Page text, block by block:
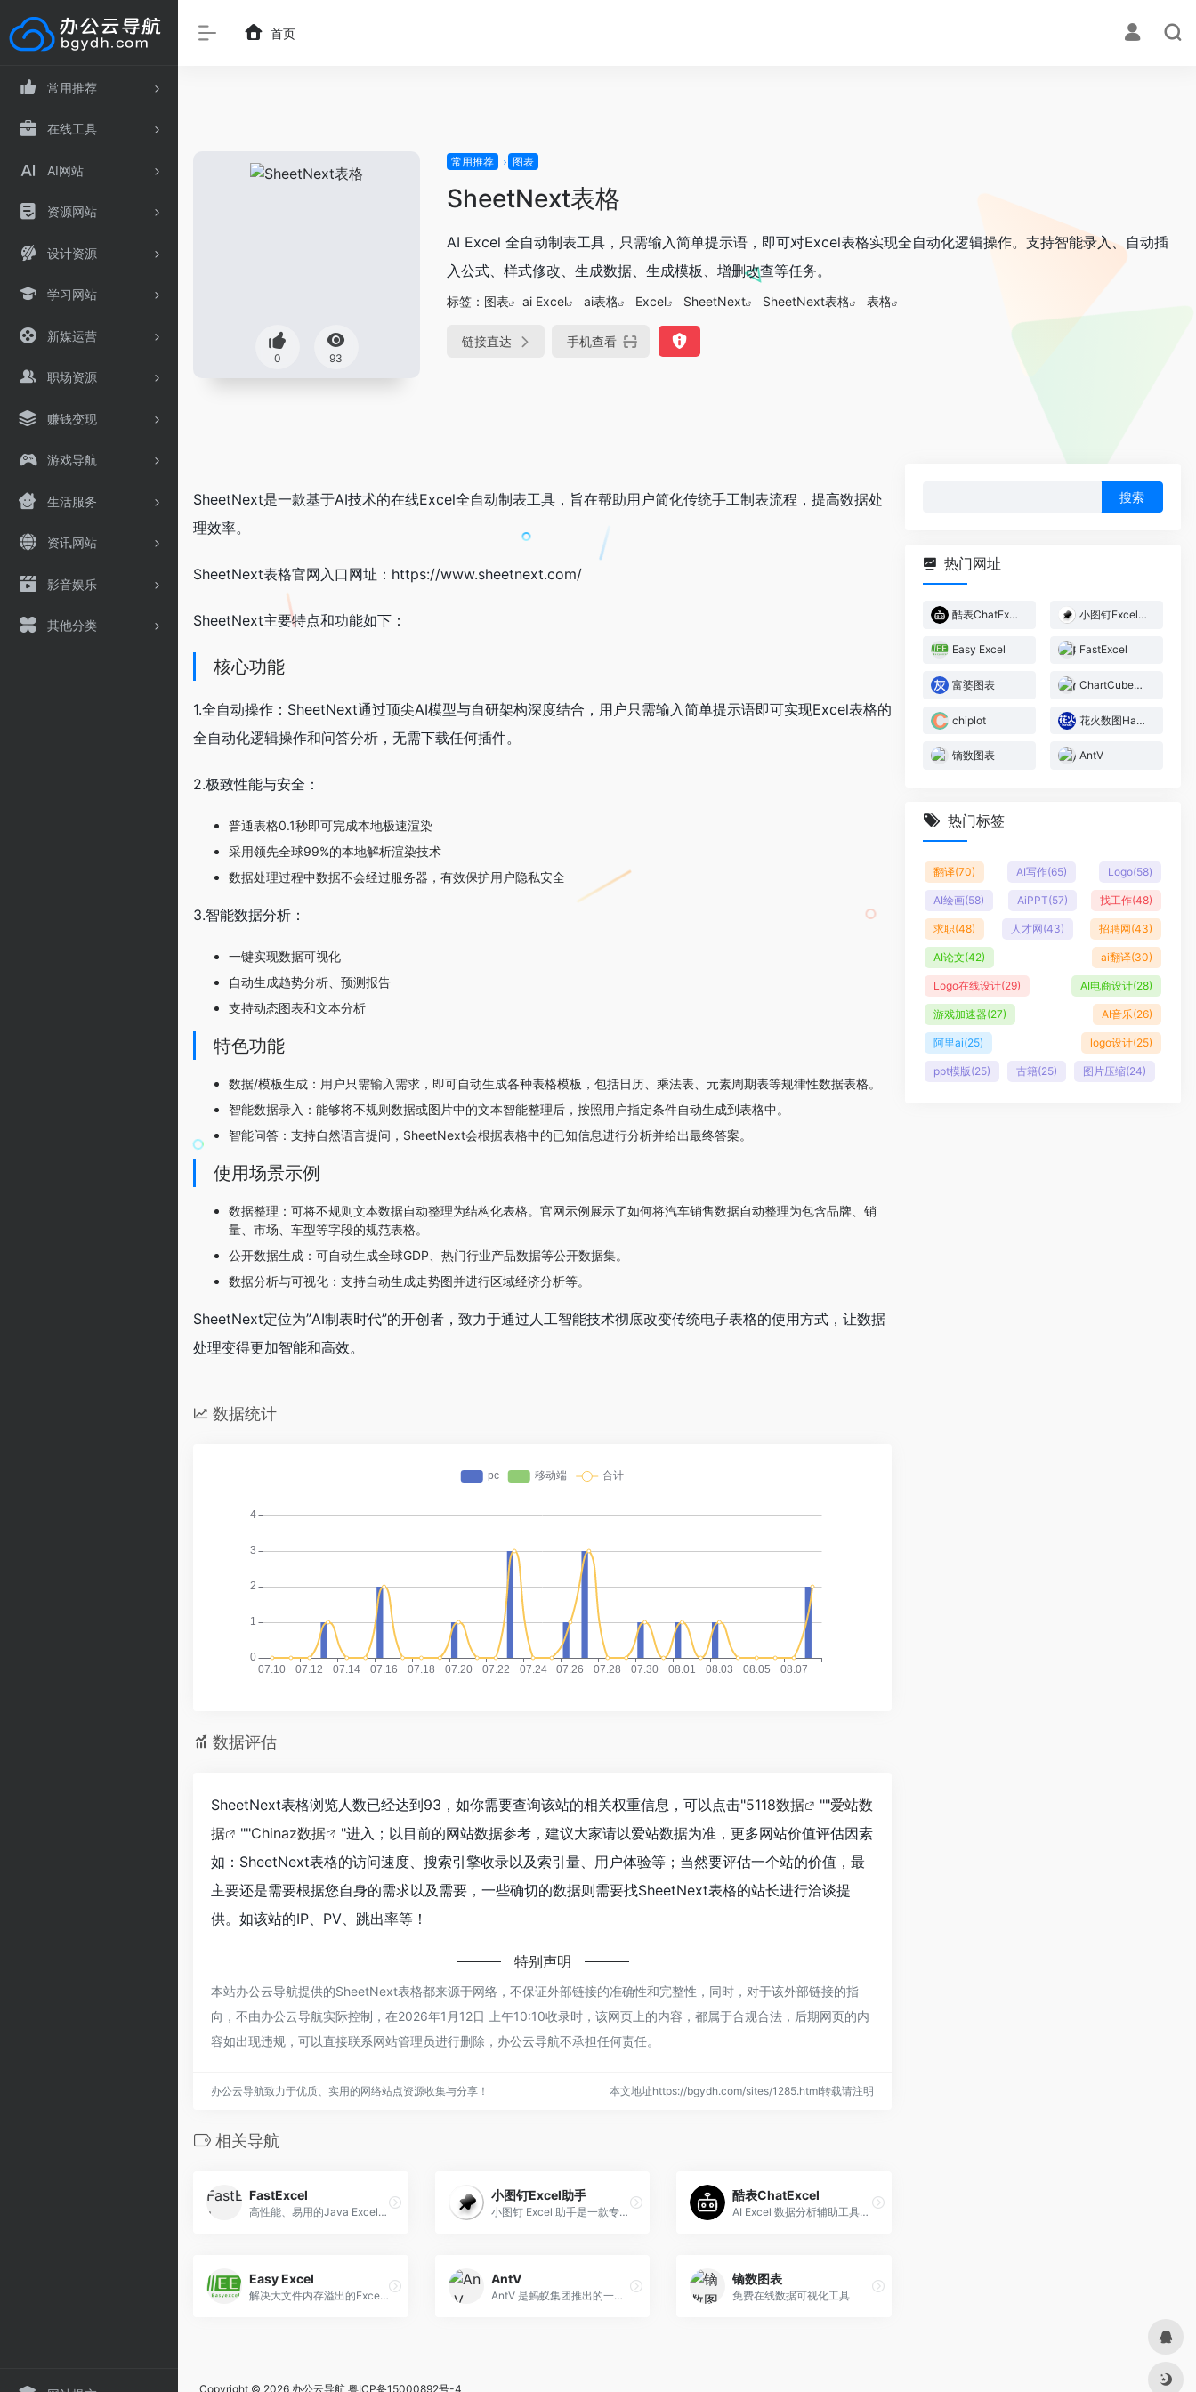
常用推荐
在线工具
AI网站
资源网站
设计资源
学习网站
新媒运营
职场资源
赚钱变现
游戏导航
生活服务
资讯网站
影音娱乐
其他分类
首页
0 93
常用推荐 图表
SheetNext表格
AI Excel 全自动制表工具，只需输入简单提示语，即可对Excel表格实现全自动化逻辑操作。支持智能录入、自动插
入公式、样式修改、生成数据、生成模板、增删改查等任务。
标签： 图表 ai Excel ai表格 Excel SheetNext SheetNext表格 表格
链接直达 手机查看
SheetNext是一款基于AI技术的在线Excel全自动制表工具，旨在帮助用户简化传统手工制表流程，提高数据处
理效率。
SheetNext表格官网入口网址：https://www.sheetnext.com/
SheetNext主要特点和功能如下：
核心功能
1.全自动操作：SheetNext通过顶尖AI模型与自研架构深度结合，用户只需输入简单提示语即可实现Excel表格的
全自动化逻辑操作和问答分析，无需下载任何插件。
2.极致性能与安全：
普通表格0.1秒即可完成本地极速渲染
采用领先全球99%的本地解析渲染技术
数据处理过程中数据不会经过服务器，有效保护用户隐私安全
3.智能数据分析：
一键实现数据可视化
自动生成趋势分析、预测报告
支持动态图表和文本分析
特色功能
数据/模板生成：用户只需输入需求，即可自动生成各种表格模板，包括日历、乘法表、元素周期表等规律性数据表格。
智能数据录入：能够将不规则数据或图片中的文本智能整理后，按照用户指定条件自动生成到表格中。
智能问答：支持自然语言提问，SheetNext会根据表格中的已知信息进行分析并给出最终答案。
使用场景示例
数据整理：可将不规则文本数据自动整理为结构化表格。官网示例展示了如何将汽车销售数据自动整理为包含品牌、销
量、市场、车型等字段的规范表格。
公开数据生成：可自动生成全球GDP、热门行业产品数据等公开数据集。
数据分析与可视化：支持自动生成走势图并进行区域经济分析等。
SheetNext定位为”AI制表时代”的开创者，致力于通过人工智能技术彻底改变传统电子表格的使用方式，让数据
处理变得更加智能和高效。
数据统计
数据评估
SheetNext表格浏览人数已经达到93，如你需要查询该站的相关权重信息，可以点击"5118数据 ""爱站数
据
""Chinaz数据
"进入；以目前的网站数据参考，建议大家请以爱站数据为准，更多网站价值评估因素
如：SheetNext表格的访问速度、搜索引擎收录以及索引量、用户体验等；当然要评估一个站的价值，最
主要还是需要根据您自身的需求以及需要，一些确切的数据则需要找SheetNext表格的站长进行洽谈提
供。如该站的IP、PV、跳出率等！
特别声明
本站办公云导航提供的SheetNext表格都来源于网络，不保证外部链接的准确性和完整性，同时，对于该外部链接的指
向，不由办公云导航实际控制，在2026年1月12日 上午10:10收录时，该网页上的内容，都属于合规合法，后期网页的内
容如出现违规，可以直接联系网站管理员进行删除，办公云导航不承担任何责任。
办公云导航致力于优质、实用的网络站点资源收集与分享！ 本文地址https://bgydh.com/sites/1285.html转载请注明
相关导航
FastExcel
高性能、易用的Java Excel处理工具
小图钉Excel助手
小图钉 Excel 助手是一款专注于解决 Excel 繁杂操作的智能工具，以 “简单对话搞定复杂需求” 为核心定位，能大幅提升数据处理效率，让用户摆脱重复劳动，聚焦高价值工作。
酷表ChatExcel
AI Excel 数据分析辅助工具，北大团队开发的通过聊天来操作Excel表格的AI工具
Easy Excel
解决大文件内存溢出的Excel处理工具
AntV
AntV 是蚂蚁集团推出的一款企业级数据可视化解决方案，旨在通过其强大的设计语言和高效性能，将复杂数据转化为直观的视觉信息，从而提升用户的数据分析洞察力和决策效率。
镝数图表
免费在线数据可视化工具
热门网址
酷表ChatExcel 小图钉Excel助手
Easy Excel FastExcel
富婆图表 ChartCube图表魔方
chiplot 花火数图Hanabi
镝数图表 AntV
热门标签
翻译(70) AI写作(65) Logo(58)
AI绘画(58) AiPPT(57) 找工作(48)
求职(48) 人才网(43) 招聘网(43)
AI论文(42) ai翻译(30)
Logo在线设计(29) AI电商设计(28)
游戏加速器(27) AI音乐(26)
阿里ai(25) logo设计(25)
ppt模版(25) 古籍(25) 图片压缩(24)
Copyright © 2026 办公云导航 粤ICP备15000892号-4